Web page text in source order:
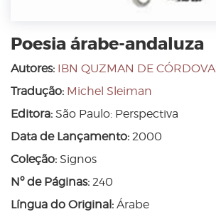
Poesia árabe-andaluza
Autores: IBN QUZMAN DE CÓRDOVA
Tradução: Michel Sleiman
Editora: São Paulo: Perspectiva
Data de Lançamento: 2000
Coleção: Signos
Nº de Páginas: 240
Língua do Original: Árabe